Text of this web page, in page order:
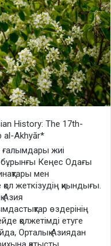
History: The 17th-
al-Akhyār*
рухани «полюсы» (қутб) туралы әйгілі сопылық ілім және оның қолдаушыларының эзотерикалық иерархиясы (мысалы, төрт автад, жеті абрар, қырық абдал және т. б.) жайлы айтылады. Сонымен қатар, кереметтердің түрлері туралы қысқаша баяндалады (мысалы, пайғамбарлардың мүғжизасы және әулиелердің кереметтері). Бұл жерде де назар аудартатын жайт – кереметтер туралы мәселе талқыланған кезде Нақшбандийа іліміне тиесілі Ходжа Мухаммад Парса жазған «Фасл ал-хитаб» еңбегіне сілтеме берілген. Бұл Нақшбандийа мектебінің Орталық Азияда интеллектуалды жағынан басымдығы мен басқа тариқаттарға да енуін көрсетеді. Йасауийа мектебінің еңбектері бұл жерде мүлдем кездеспейді және бұл «Манақиб ал-ахйар» шығармасында бірізділікпен сақталады: Ходжа Ахмад Йасауидің айтқан сөздері сирек кездеседі және олар да Нақшбандийа әдеби дәстүрлерінен алынған (мысалы, Баха’ ад-дин Нақшбанд өмірбаяндарынан немесе «Рашахат ‘айн ал-хайат» секілді танымал еңбектерден). Ал кіріспеде айтылған Саййид Джамал ад-диннің екі өмірбаянынан басқа Йасауийа агиографиясы немесе діни еңбектері мұнда мүлде кездеспейді. Бірінші мақам (IO, пп. 14b-30b, Raza, пп. 18а-38b) бұл еңбектің тарихи және биографиялық тұрғыдан ең маңызды бөлігі болуы мүмкін. Ол Саййид Джамал аддиннің рухани және биологиялық тегіне арналған, сондықтан Йасауийа тариқатының ертеректегі тұлғалары туралы бағалы мәліметтерді қамтиды. Мұнда біз саййидтің туған жері Хорезм мен Хива аймағы болғанын, ол жерді «Құдайдың адамдарының шыққан жері және шексіз нұрдың бастауы» (матла‘-и мардан-и хаққва манба‘-и анвар-и мутлақ) деп атағанын білеміз. Сонымен қатар, оның тегі «Хазірет-і Қутб ал-худа Саййид Ата» деген түріктердің ұлы шайхтары арасындағы осы атпен танымал бір кісіге барып тіреледі.8 Саййид Джамал ад-диннің әкесі Саййид Падшах Ходжа «Парда-пӯш» аталып, ол өз аймағында «Йасауийа жолы» бойынша рухани жетекші болған. Оның дүниеге келу уақыты әкесінің шейіт болуы кезінде орын алған оқиғаларға байланысты. 1510-1511 жылдары Шах Исма‘илдың әскері Хорезмді басып алғаннан кейін Саййид Падшах Ходжа қайтыс болған, ал оның ұлын әкесінің шәкірті Ходжа Баба қамқорлыққа алған. Бұл тұлға және оның ықпалы жайлы еңбектің кейінгі бөлімдерінде баяндалады. Саййид Падшах Ходжа Саййид Исма‘ил Ходжаның ұлы және шәкірті болған, ал ол өз кезегінде Саййид Қурайш Ходжаның ұлы әрі шәкірті болған. Саййид Қурайштың әкесі және рухани ұстазы Саййид Вилайат Ходжа болған, ал Саййид Вилайат Ходжа өз әкесі Саййид ‘Абдуллаһтан білім алған. Саййид ‘Абдуллаһ «Зарбахши» деген атқа ие болған, өйткені ол тасқа қол тигізіп, оны алтынға айналдырғаны туралы керемет оқиға болған. Осы тұлғаның әкесі, яғни Йасауийа тармағының «негізін қалаушысы» Саййид Атаға қатысты және бұл еңбек кейбір маңызды мәліметтер береді. Саййид Атаның есімі Саййид Ахмад болғаны және оның атақты Ходжаганийа шайхы Ходжа ‘Али Азизан Рамитанимен замандас әрі жақын серіктес болғаны айтылғаннан кейін, бұл еңбек Саййид Ата мен оның үш серігі – Ұзын Хасан Ата, Садр Ата және Бадр Ата – Ташкенттегі Занги Атаға қалай қызмет еткенін сипаттайды. Занги Ата Ахмад Йасауидің шәкірті Хаким Атаның шәкірті болған. Бұл баяндау ертерек XVI ғасырдағы бе